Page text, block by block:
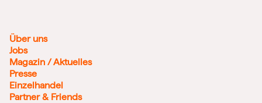
Über uns
Jobs
Magazin / Aktuelles
Presse
Einzelhandel
Partner & Friends